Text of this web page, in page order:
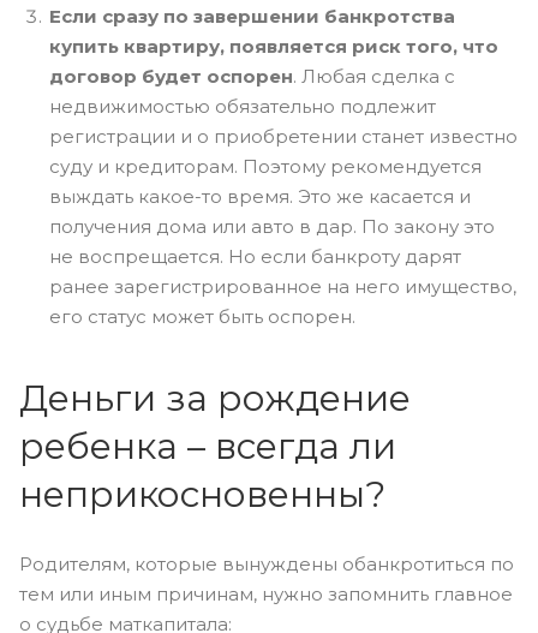
Если сразу по завершении банкротства
купить квартиру, появляется риск того, что
договор будет оспорен. Любая сделка с
недвижимостью обязательно подлежит
регистрации и о приобретении станет известно
суду и кредиторам. Поэтому рекомендуется
выждать какое-то время. Это же касается и
получения дома или авто в дар. По закону это
не воспрещается. Но если банкроту дарят
ранее зарегистрированное на него имущество,
его статус может быть оспорен.
Деньги за рождение
ребенка – всегда ли
неприкосновенны?
Родителям, которые вынуждены обанкротиться по
тем или иным причинам, нужно запомнить главное
о судьбе маткапитала: